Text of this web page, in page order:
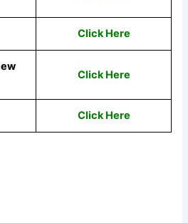
Click Here
Click Here
Click Here